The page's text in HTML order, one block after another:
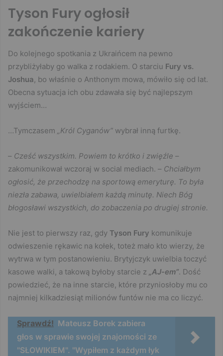
Tyson Fury ogłosił
zakończenie kariery
Do kolejnego spotkania z Ukraińcem na pewno
przybliżyłaby go walka z rodakiem. O starciu Fury vs.
Joshua, bo właśnie o Anthonym mowa, mówiło się od lat.
Obecna sytuacja ich obu zdawała się być najlepszym
wyjściem…
…Tymczasem „Król Cyganów” wybrał inną furtkę.
– Cześć wszystkim. Powiem to krótko i zwięźle –
zakomunikował wczoraj w social mediach. – Chciałbym
ogłosić, że przechodzę na sportową emeryturę. To była
niezła zabawa, uwielbiałem każdą minutę. Niech Bóg
błogosławi wszystkich, do zobaczenia po drugiej stronie.
Nie jest to pierwszy raz, gdy Tyson Fury komunikuje
odwieszenie rękawic na kołek, toteż mało kto wierzy, że
wytrwa w tym postanowieniu. Brytyjczyk uwielbia toczyć
kasowe walki, a takową byłoby starcie z „AJ-em”. Dość
powiedzieć, że na inne starcie, które przyniosłoby mu co
najmniej kilkadziesiąt milionów funtów nie ma co liczyć.
Sprawdź! Mateusz Borek zabiera
głos w sprawie swojej znajomości ze
"SŁOWIKIEM". "Wypiłem z każdym łyk